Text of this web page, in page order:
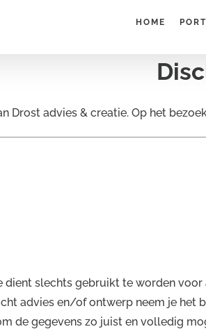
HOME
Drost advies & creatie. Op het
dient slechts gebruikt te worden
advies en/of ontwerp neem je het
de gegevens zo juist en volledig